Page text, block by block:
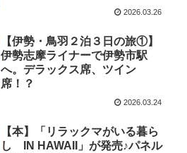
2026.03.26
【伊勢・鳥羽２泊３日の旅①】
伊勢志摩ライナーで伊勢市駅
へ。デラックス席、ツイン
席！？
2026.03.24
【本】「リラックマがいる暮ら
し IN HAWAII」が発売♪パネル